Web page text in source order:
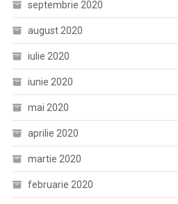
septembrie 2020
august 2020
iulie 2020
iunie 2020
mai 2020
aprilie 2020
martie 2020
februarie 2020